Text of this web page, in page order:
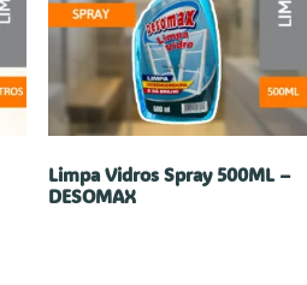
Limpa Vidros Spray 500ML –
DESOMAX